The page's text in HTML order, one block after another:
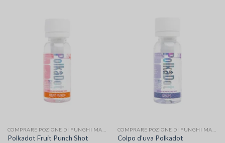
Polkadot Fruit Punch Shot Colpo d'uva Polkadot